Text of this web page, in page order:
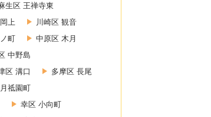
生区 王禅寺東
上
川崎区 観音
町
中原区 木月
中野島
区 溝口
多摩区 長尾
祗園町
幸区 小向町